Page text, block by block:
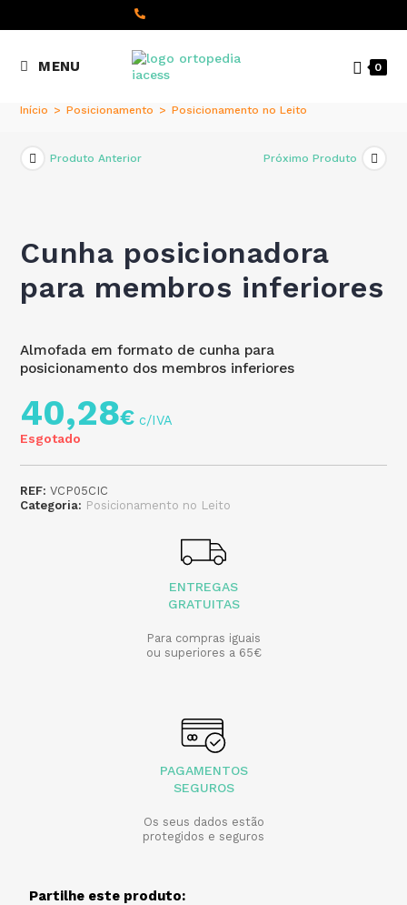
Chamada para a rede fixa
MENU 0
Início > Posicionamento > Posicionamento no Leito
Produto Anterior Próximo Produto
Cunha posicionadora
para membros inferiores
Almofada em formato de cunha para
posicionamento dos membros inferiores
40,28€
Esgotado
REF:VCP05CIC
Categoria: Posicionamento no Leito
ENTREGAS
GRATUITAS
Para compras iguais
ou superiores a 65€
PAGAMENTOS
SEGUROS
Os seus dados estão
protegidos e seguros
Partilhe este produto: